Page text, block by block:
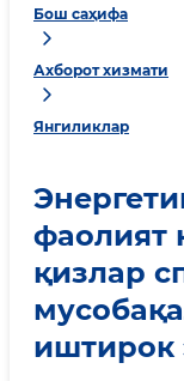
Бош саҳифа
Ахборот хизмати
Янгиликлар
фаолият
қизлар
иштирок